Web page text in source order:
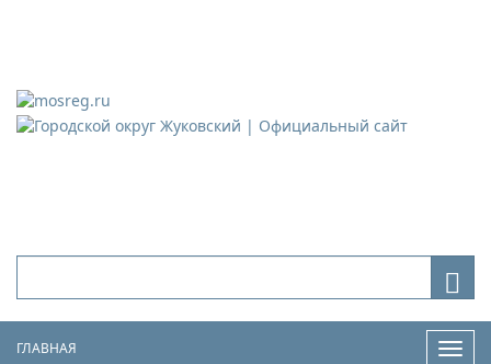
ГЛАВНАЯ